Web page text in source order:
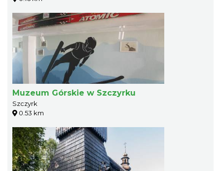
Muzeum Górskie w Szczyrku
Szczyrk
0.53 km